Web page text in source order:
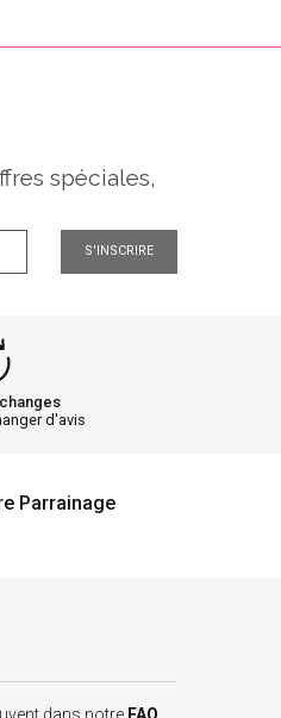
spéciales,
S'INSCRIRE
d'avis
Parrainage